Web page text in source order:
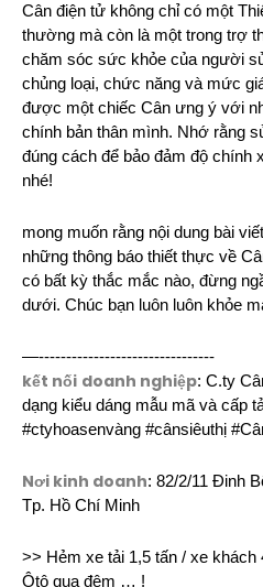
Cân điện tử không chỉ có một
thường mà còn là một trong trợ
chăm sóc sức khỏe của người
chủng loại, chức năng và mức
được một chiếc Cân ưng ý với
chính bản thân mình. Nhớ rằng
đúng cách để bảo đảm độ chính
nhé!
mong muốn rằng nội dung bài
những thông báo thiết thực về
có bất kỳ thắc mắc nào, đừng
dưới. Chúc bạn luôn luôn khỏe
—--------------------------------
kết nối doanh nghiệp: C.ty
dạng kiểu dáng mẫu mã và cấp
#ctyhoasenvàng #cânsiêuthị
Nơi kinh doanh: 82/2/11 Đinh
Tp. Hồ Chí Minh
>> Hẻm xe tải 1,5 tấn / xe khách
Ôtô qua đêm … !